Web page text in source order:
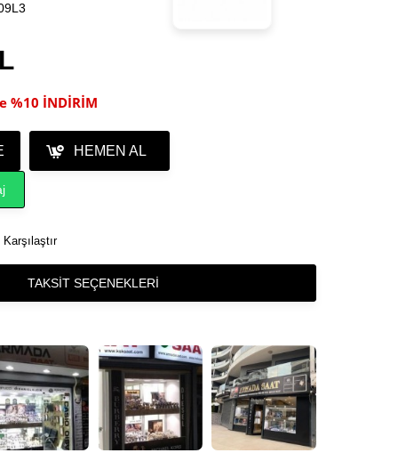
%10 İNDİRİM
HEMEN AL
Karşılaştır
TAKSIT SEÇENEKLERI